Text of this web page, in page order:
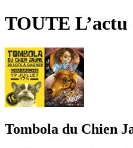
TOUTE
Tombola du Chien